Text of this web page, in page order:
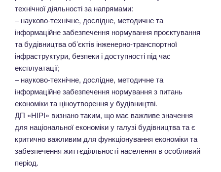
технічної діяльності за напрямами:
– науково-технічне, дослідне, методичне та
інформаційне забезпечення нормування проєктування
та будівництва об’єктів інженерно-транспортної
інфраструктури, безпеки і доступності під час
експлуатації;
– науково-технічне, дослідне, методичне та
інформаційне забезпечення нормування з питань
економіки та ціноутворення у будівництві.
ДП «НІРІ» визнано таким, що має важливе значення
для національної економіки у галузі будівництва та є
критично важливим для функціонування економіки та
забезпечення життєдіяльності населення в особливий
період.